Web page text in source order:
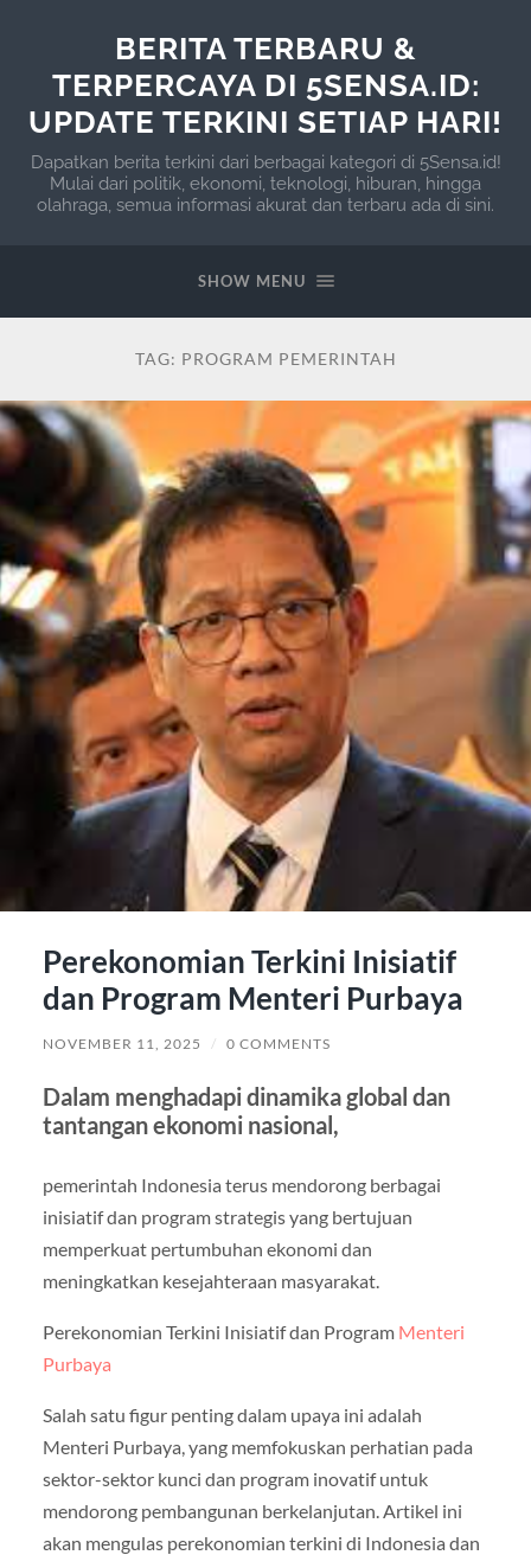
BERITA TERBARU &
TERPERCAYA DI 5SENSA.ID:
UPDATE TERKINI SETIAP HARI!
Dapatkan berita terkini dari berbagai kategori di 5Sensa.id!
Mulai dari politik, ekonomi, teknologi, hiburan, hingga
olahraga, semua informasi akurat dan terbaru ada di sini.
SHOW MENU
TAG: PROGRAM PEMERINTAH
Perekonomian Terkini Inisiatif
dan Program Menteri Purbaya
NOVEMBER 11, 2025 / 0 COMMENTS
Dalam menghadapi dinamika global dan
tantangan ekonomi nasional,
pemerintah Indonesia terus mendorong berbagai
inisiatif dan program strategis yang bertujuan
memperkuat pertumbuhan ekonomi dan
meningkatkan kesejahteraan masyarakat.
Perekonomian Terkini Inisiatif dan Program Menteri
Purbaya
Salah satu figur penting dalam upaya ini adalah
Menteri Purbaya, yang memfokuskan perhatian pada
sektor-sektor kunci dan program inovatif untuk
mendorong pembangunan berkelanjutan. Artikel ini
akan mengulas perekonomian terkini di Indonesia dan